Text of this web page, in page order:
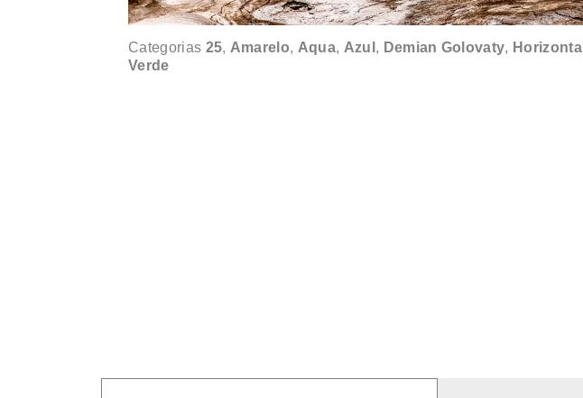
Categorias 25, Amarelo, Aqua, Azul , Demian Golovaty, Horizontal
Verde